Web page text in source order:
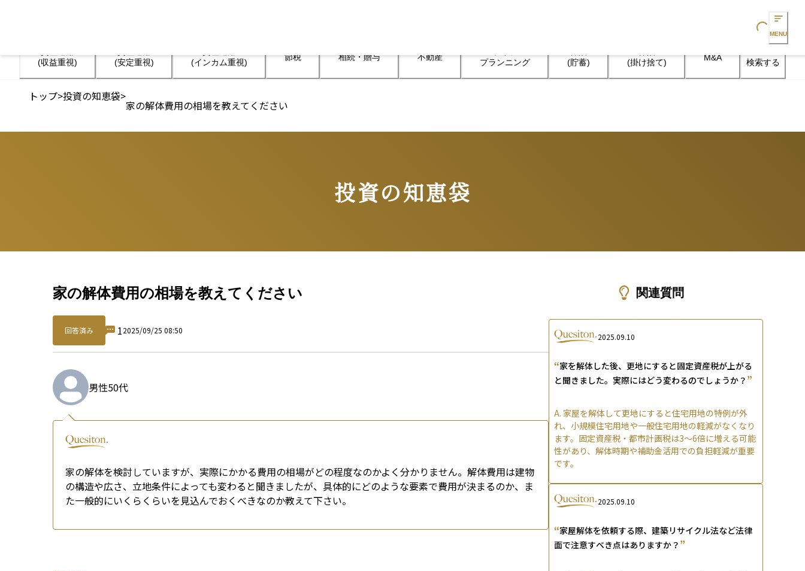
Loading...
MENU
(収益重視)
(安定重視)
(インカム重視)
節税 相続・贈与 不動産
プランニング
(貯蓄)
(掛け捨て)
M&A 検索する
トップ>投資の知恵袋>
家の解体費用の相場を教えてください
投資の知恵袋
Questions
家の解体費用の相場を教えてください
回答済み 12025/09/25 08:50
男性50代
家の解体を検討していますが、実際にかかる費用の相場がどの程度なのかよく分かりません。解体費用は建物
の構造や広さ、立地条件によっても変わると聞きましたが、具体的にどのような要素で費用が決まるのか、ま
た一般的にいくらくらいを見込んでおくべきなのか教えて下さい。
関連質問
2025.09.10
“家を解体した後、更地にすると固定資産税が上がる
と聞きました。実際にはどう変わるのでしょうか？ ”
A. 家屋を解体して更地にすると住宅用地の特例が外
れ、小規模住宅用地や一般住宅用地の軽減がなくなり
ます。固定資産税・都市計画税は3〜6倍に増える可能
性があり、解体時期や補助金活用での負担軽減が重要
です。
2025.09.10
“家屋解体を依頼する際、建築リサイクル法など法律
面で注意すべき点はありますか？ ”